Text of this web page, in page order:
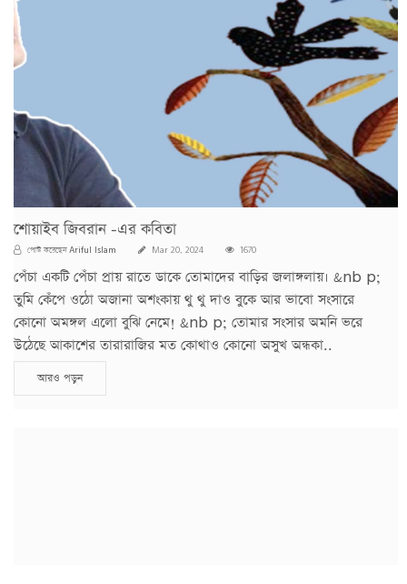
শোয়াইব জিবরান -এর কবিতা
পোস্ট করেছেনAriful Islam Mar 20, 2024 1670
পেঁচা একটি পেঁচা প্রায় রাতে ডাকে তোমাদের বাড়ির জলাঙ্গলায়। &nb p;
তুমি কেঁপে ওঠো অজানা অশংকায় থু থু দাও বুকে আর ভাবো সংসারে
কোনো অমঙ্গল এলো বুঝি নেমে! &nb p; তোমার সংসার অমনি ভরে
উঠেছে আকাশের তারারাজির মত কোথাও কোনো অসুখ অন্ধকা..
আরও পড়ুন